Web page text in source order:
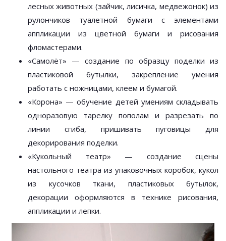
лесных животных (зайчик, лисичка, медвежонок) из
рулончиков туалетной бумаги с элементами
аппликации из цветной бумаги и рисования
фломастерами.
«Самолёт» — создание по образцу поделки из
пластиковой бутылки, закрепление умения
работать с ножницами, клеем и бумагой.
«Корона» — обучение детей умениям складывать
одноразовую тарелку пополам и разрезать по
линии сгиба, пришивать пуговицы для
декорирования поделки.
«Кукольный театр» — создание сцены
настольного театра из упаковочных коробок, кукол
из кусочков ткани, пластиковых бутылок,
декорации оформляются в технике рисования,
аппликации и лепки.